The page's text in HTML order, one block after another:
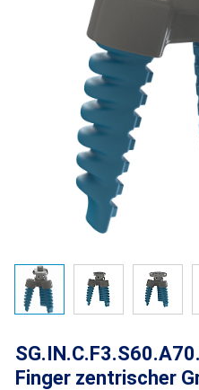
Finger zentrischer